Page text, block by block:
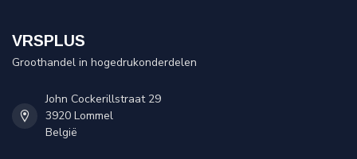
VRSPLUS
Groothandel in hogedrukonderdelen
John Cockerillstraat 29
3920 Lommel
België